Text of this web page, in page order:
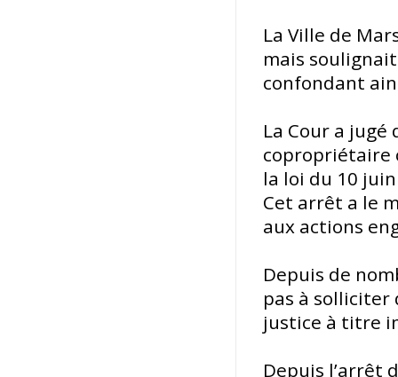
La Ville de
mais
confondant
La Cour a
copropriétaire
la loi du 10
Cet arrêt a le
aux actions
Depuis de
pas à solliciter
justice à titre
Depuis l’arrêt